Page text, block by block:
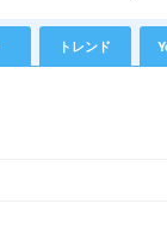
トレンド